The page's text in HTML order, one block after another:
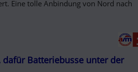
Eine tolle Anbindung von Nord nach
Batteriebusse unter der